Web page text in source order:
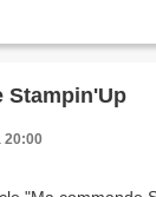
Stampin'Up
20:00